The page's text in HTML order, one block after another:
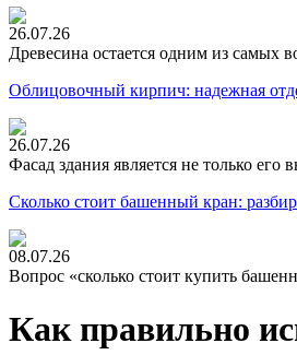
26.07.26
Древесина остается одним из самых
Облицовочный кирпич: надежная
26.07.26
Фасад здания является не только
Сколько стоит башенный кран:
08.07.26
Вопрос «сколько стоит купить
Как правильно